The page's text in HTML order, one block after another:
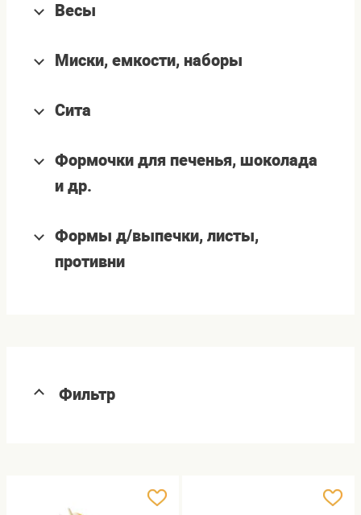
Весы
Миски, емкости, наборы
Сита
Формочки для печенья, шоколада
и др.
Формы д/выпечки, листы,
противни
Фильтр